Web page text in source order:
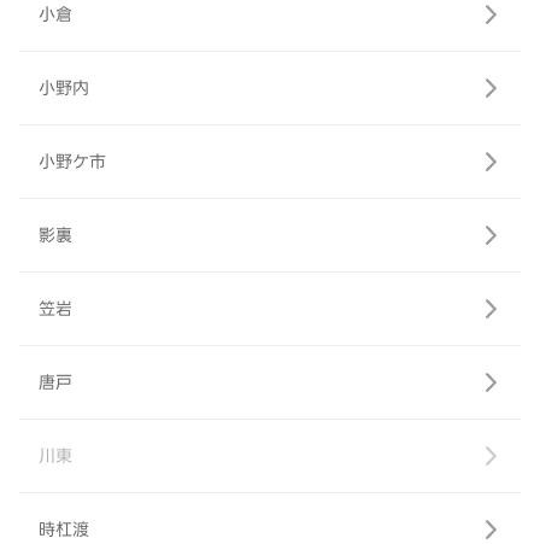
小倉
小野内
小野ケ市
影裏
笠岩
唐戸
川東
時杠渡